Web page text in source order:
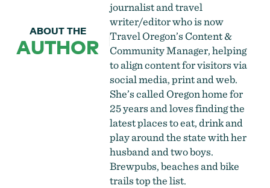
ABOUT THE
AUTHOR
journalist and travel
writer/editor who is now
Travel Oregon’s Content &
Community Manager, helping
to align content for visitors via
social media, print and web.
She’s called Oregon home for
25 years and loves finding the
latest places to eat, drink and
play around the state with her
husband and two boys.
Brewpubs, beaches and bike
trails top the list.